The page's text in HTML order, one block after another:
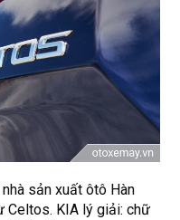
sản xuất ôtô Hàn
Celtos. KIA lý giải: chữ